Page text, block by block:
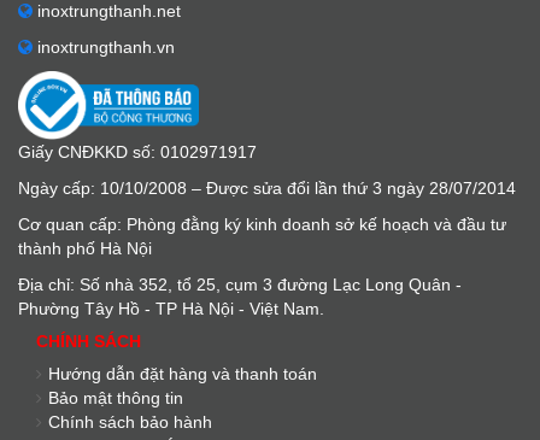
inoxtrungthanh.net
inoxtrungthanh.vn
Giấy CNĐKKD số: 0102971917
Ngày cấp: 10/10/2008 – Được sửa đổi lần thứ 3 ngày 28/07/2014
Cơ quan cấp: Phòng đằng ký kinh doanh sở kế hoạch và đầu tư
thành phố Hà Nội
Địa chỉ: Số nhà 352, tổ 25, cụm 3 đường Lạc Long Quân -
Phường Tây Hồ - TP Hà Nội - Việt Nam.
CHÍNH SÁCH
Hướng dẫn đặt hàng và thanh toán
Bảo mật thông tin
Chính sách bảo hành